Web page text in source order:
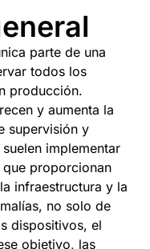
parte de una
todos los
producción.
y aumenta la
supervisión y
implementar
proporcionan
infraestructura y la
no solo de
dispositivos, el
objetivo, las